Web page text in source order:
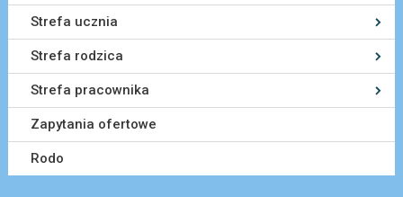
Strefa ucznia
Strefa rodzica
Strefa pracownika
Zapytania ofertowe
Rodo